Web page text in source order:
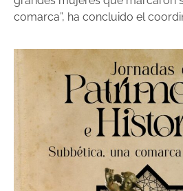
comarca”, ha concluido el